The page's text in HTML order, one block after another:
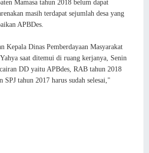
Mamasa tahun 2018 belum dapat
masih terdapat sejumlah desa yang
APBDes.
Kepala Dinas Pemberdayaan Masyarakat
saat ditemui di ruang kerjanya, Senin
DD yaitu APBdes, RAB tahun 2018
SPJ tahun 2017 harus sudah selesai,"